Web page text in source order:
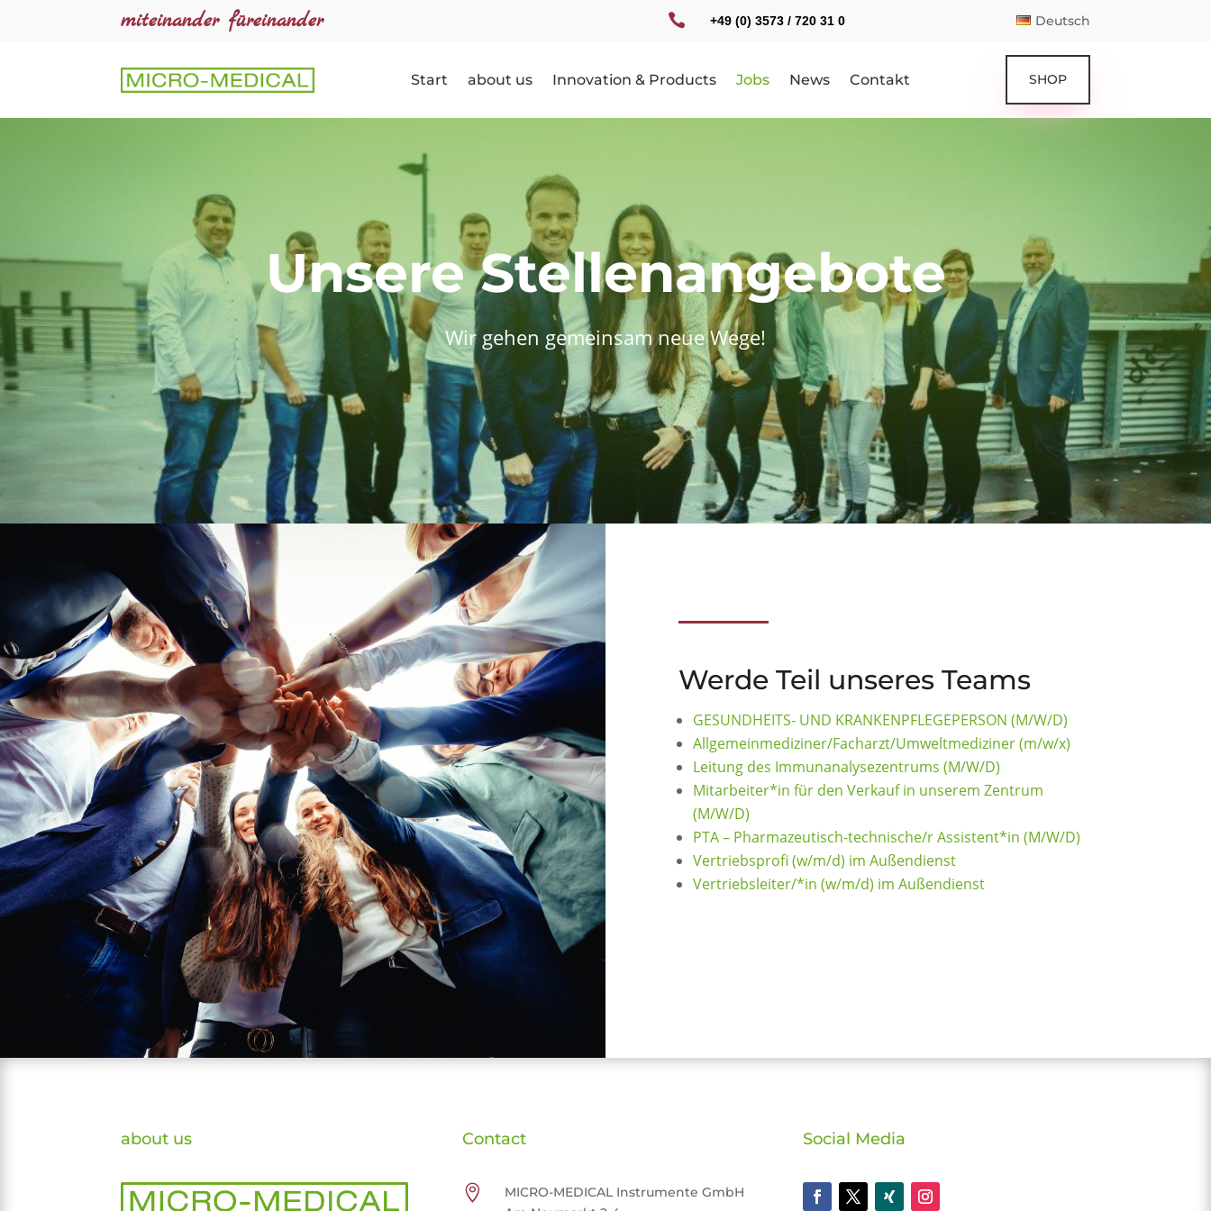
miteinander füreinander  +49 (0) 3573 / 720 31 0 Deutsch
Start about us Innovation & Products Jobs News Contakt SHOP
Unsere Stellenangebote
Wir gehen gemeinsam neue Wege!
Werde Teil unseres Teams
GESUNDHEITS- UND KRANKENPFLEGEPERSON (M/W/D)
Allgemeinmediziner/Facharzt/Umweltmediziner (m/w/x)
Leitung des Immunanalysezentrums (M/W/D)
Mitarbeiter*in für den Verkauf in unserem Zentrum
(M/W/D)
PTA – Pharmazeutisch-technische/r Assistent*in (M/W/D)
Vertriebsprofi (w/m/d) im Außendienst
Vertriebsleiter/*in (w/m/d) im Außendienst
about us Contact

MICRO-MEDICAL Instrumente GmbH
Social Media